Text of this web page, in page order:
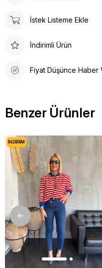
İstek Listeme Ekle
İndirimli Ürün
Fiyat Düşünce Haber
Benzer Ürünler
İNDIRIM